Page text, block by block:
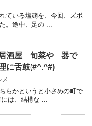
ている塩麹を、今回、ズボ
。途中、足の ...
酒屋 旬菜や 器で
に舌鼓(#^.^#)
メ
らかというと小さめの町で
は、結構な ...